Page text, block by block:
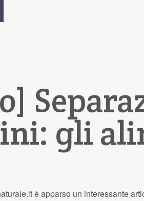
gli
è apparso un interessante